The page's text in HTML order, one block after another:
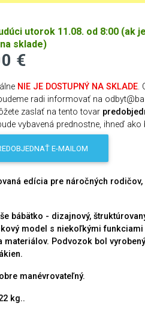
utorok 11.08. od 8:00 (ak
sklade)
€
NIE JE DOSTUPNÝ NA SKLADE.
radi informovať na
zaslať na tento tovar
vybavená prednostne, ihneď ako
E-MAILOM
edícia pre náročných rodičov,
bábätko - dizajnový,
model s niekoľkými funkciami
materiálov. Podvozok bol
manévrovateľný.
kg..